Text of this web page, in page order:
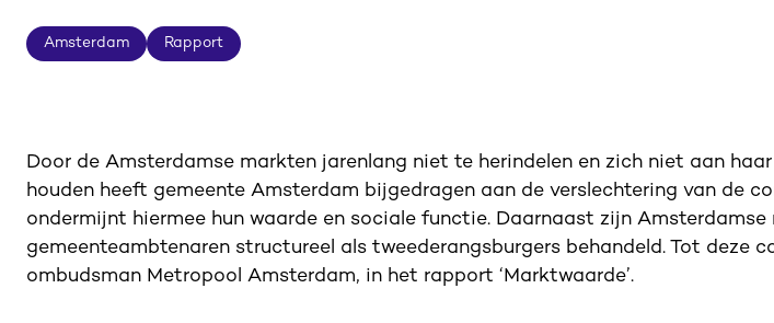
Amsterdam
Amsterdam
Rapport
Rapport
Door de Amsterdamse markten jarenlang niet te herindelen en zich niet aan
houden heeft gemeente Amsterdam bijgedragen aan de verslechtering van de
ondermijnt hiermee hun waarde en sociale functie. Daarnaast zijn
gemeenteambtenaren structureel als tweederangsburgers behandeld. Tot deze
ombudsman Metropool Amsterdam, in het rapport ‘Marktwaarde’.